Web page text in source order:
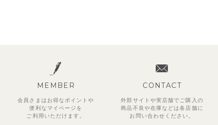
MEMBER
会員さまはお得なポイントや
便利な マイページを
ご利用いただけます。
CONTACT
外部サイトや実店舗でご購入の
商品不良や在庫などは各店舗に
お問い合わせください。